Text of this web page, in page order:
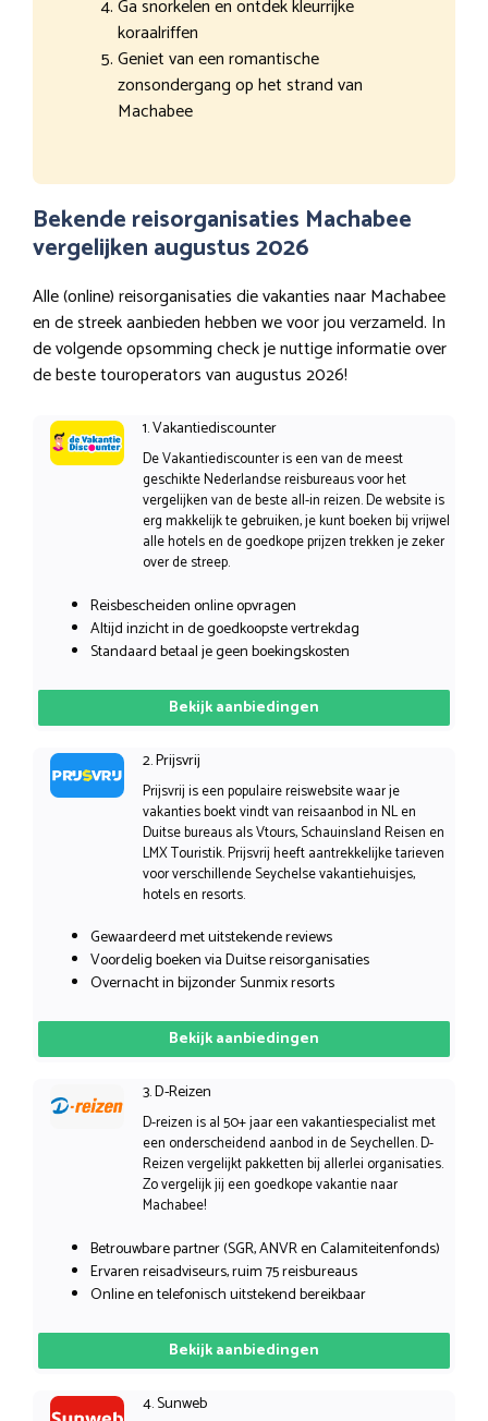
Ga snorkelen en ontdek kleurrijke
koraalriffen
Geniet van een romantische
zonsondergang op het strand van
Machabee
Bekende reisorganisaties Machabee
vergelijken augustus 2026
Alle (online) reisorganisaties die vakanties naar Machabee
en de streek aanbieden hebben we voor jou verzameld. In
de volgende opsomming check je nuttige informatie over
de beste touroperators van augustus 2026!
1. Vakantiediscounter
De Vakantiediscounter is een van de meest
geschikte Nederlandse reisbureaus voor het
vergelijken van de beste all-in reizen. De website is
erg makkelijk te gebruiken, je kunt boeken bij vrijwel
alle hotels en de goedkope prijzen trekken je zeker
over de streep.
Reisbescheiden online opvragen
Altijd inzicht in de goedkoopste vertrekdag
Standaard betaal je geen boekingskosten
Bekijk aanbiedingen
2. Prijsvrij
Prijsvrij is een populaire reiswebsite waar je
vakanties boekt vindt van reisaanbod in NL en
Duitse bureaus als Vtours, Schauinsland Reisen en
LMX Touristik. Prijsvrij heeft aantrekkelijke tarieven
voor verschillende Seychelse vakantiehuisjes,
hotels en resorts.
Gewaardeerd met uitstekende reviews
Voordelig boeken via Duitse reisorganisaties
Overnacht in bijzonder Sunmix resorts
Bekijk aanbiedingen
3. D-Reizen
D-reizen is al 50+ jaar een vakantiespecialist met
een onderscheidend aanbod in de Seychellen. D-
Reizen vergelijkt pakketten bij allerlei organisaties.
Zo vergelijk jij een goedkope vakantie naar
Machabee!
Betrouwbare partner (SGR, ANVR en Calamiteitenfonds)
Ervaren reisadviseurs, ruim 75 reisbureaus
Online en telefonisch uitstekend bereikbaar
Bekijk aanbiedingen
4. Sunweb